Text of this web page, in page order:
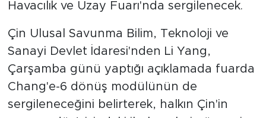
Havacılık ve Uzay Fuarı'nda sergilenecek.
Çin Ulusal Savunma Bilim, Teknoloji ve
Sanayi Devlet İdaresi'nden Li Yang,
Çarşamba günü yaptığı açıklamada fuarda
Chang'e-6 dönüş modülünün de
sergileneceğini belirterek, halkın Çin'in